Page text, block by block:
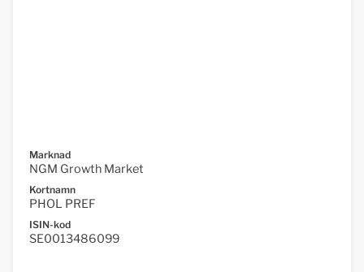
Marknad
NGM Growth Market
Kortnamn
PHOL PREF
ISIN-kod
SE0013486099